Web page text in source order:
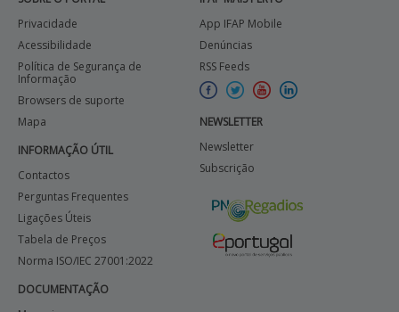
Privacidade
Acessibilidade
Política de Segurança de
Informação
Browsers de suporte
Mapa
INFORMAÇÃO ÚTIL
Contactos
Perguntas Frequentes
Ligações Úteis
Tabela de Preços
Norma ISO/IEC 27001:2022
DOCUMENTAÇÃO
App IFAP Mobile
Denúncias
RSS Feeds
NEWSLETTER
Newsletter
Subscrição